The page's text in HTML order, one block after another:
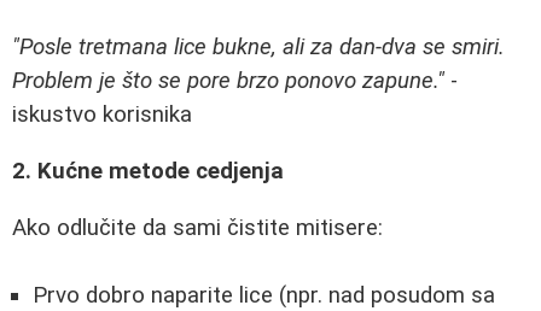
"Posle tretmana lice bukne, ali za dan-dva se smiri.
Problem je što se pore brzo ponovo zapune." -
iskustvo korisnika
2. Kućne metode cedjenja
Ako odlučite da sami čistite mitisere:
Prvo dobro naparite lice (npr. nad posudom sa